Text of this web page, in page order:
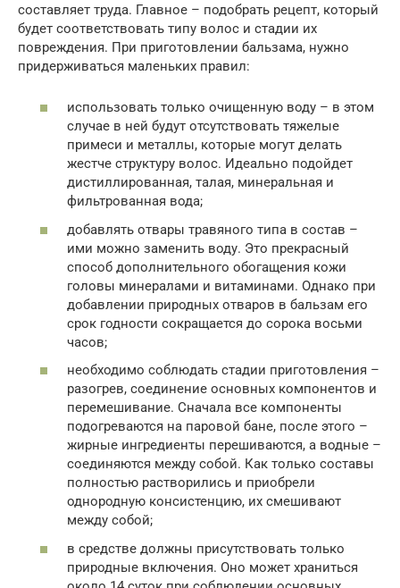
составляет труда. Главное – подобрать рецепт, который
будет соответствовать типу волос и стадии их
повреждения. При приготовлении бальзама, нужно
придерживаться маленьких правил:
использовать только очищенную воду – в этом
случае в ней будут отсутствовать тяжелые
примеси и металлы, которые могут делать
жестче структуру волос. Идеально подойдет
дистиллированная, талая, минеральная и
фильтрованная вода;
добавлять отвары травяного типа в состав –
ими можно заменить воду. Это прекрасный
способ дополнительного обогащения кожи
головы минералами и витаминами. Однако при
добавлении природных отваров в бальзам его
срок годности сокращается до сорока восьми
часов;
необходимо соблюдать стадии приготовления –
разогрев, соединение основных компонентов и
перемешивание. Сначала все компоненты
подогреваются на паровой бане, после этого –
жирные ингредиенты перешиваются, а водные –
соединяются между собой. Как только составы
полностью растворились и приобрели
однородную консистенцию, их смешивают
между собой;
в средстве должны присутствовать только
природные включения. Оно может храниться